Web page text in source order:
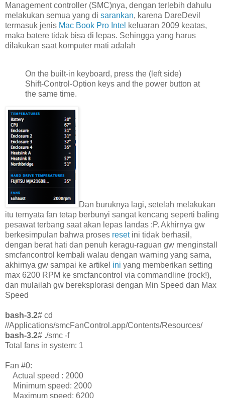
Management controller (SMC)nya, dengan terlebih dahulu
melakukan semua yang di sarankan, karena DareDevil
termasuk jenis Mac Book Pro Intel keluaran 2009 keatas,
maka batere tidak bisa di lepas. Sehingga yang harus
dilakukan saat komputer mati adalah
On the built-in keyboard, press the (left side)
Shift-Control-Option keys and the power button at
the same time.
Dan buruknya lagi, setelah melakukan
itu ternyata fan tetap berbunyi sangat kencang seperti baling
pesawat terbang saat akan lepas landas :P. Akhirnya gw
berkesimpulan bahwa proses resetini tidak berhasil,
dengan berat hati dan penuh keragu-raguan gw menginstall
smcfancontrol kembali walau dengan warning yang sama,
akhirnya gw sampai ke artikel ini yang memberikan setting
max 6200 RPM ke smcfancontrol via commandline (rock!),
dan mulailah gw bereksplorasi dengan Min Speed dan Max
Speed
bash-3.2# cd
//Applications/smcFanControl.app/Contents/Resources/
bash-3.2# ./smc -f
Total fans in system: 1
Fan #0:
Actual speed : 2000
Minimum speed: 2000
Maximum speed: 6200